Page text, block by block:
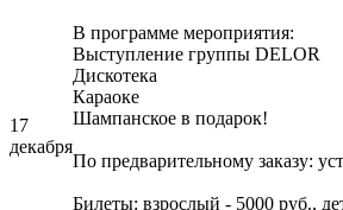
17
декабря
В программе мероприятия:
Выступление группы DELOR
Дискотека
Караоке
Шампанское в подарок!
По предварительному заказу:
Билеты: взрослый - 5000 руб.,